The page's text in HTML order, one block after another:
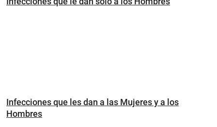
Infecciones que les dan a las Mujeres y a los
Hombres